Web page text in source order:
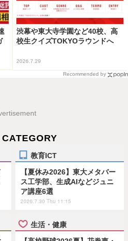
渋幕や東大寺学園など40校、高
校生クイズTOKYOラウンドへ
2026.7.29
Recommended by
教育ICT
【夏休み2026】東大メタバー
ス工学部、生成AIなどジュニ
ア講座6選
2026.7.30 Thu 11:15
生活・健康